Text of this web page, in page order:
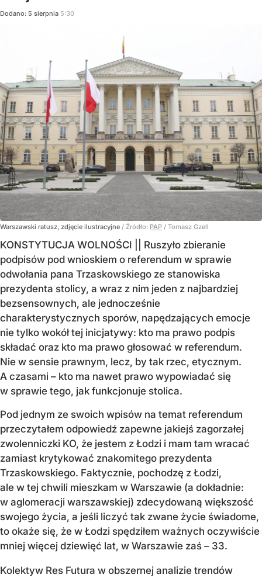
Dodano: 5 sierpnia 5:30
Warszawski ratusz, zdjęcie ilustracyjne / Źródło: PAP / Tomasz Gzell
KONSTYTUCJA WOLNOŚCI || Ruszyło zbieranie
podpisów pod wnioskiem o referendum w sprawie
odwołania pana Trzaskowskiego ze stanowiska
prezydenta stolicy, a wraz z nim jeden z najbardziej
bezsensownych, ale jednocześnie
charakterystycznych sporów, napędzających emocje
nie tylko wokół tej inicjatywy: kto ma prawo podpis
składać oraz kto ma prawo głosować w referendum.
Nie w sensie prawnym, lecz, by tak rzec, etycznym.
A czasami – kto ma nawet prawo wypowiadać się
w sprawie tego, jak funkcjonuje stolica.
Pod jednym ze swoich wpisów na temat referendum
przeczytałem odpowiedź zapewne jakiejś zagorzałej
zwolenniczki KO, że jestem z Łodzi i mam tam wracać
zamiast krytykować znakomitego prezydenta
Trzaskowskiego. Faktycznie, pochodzę z Łodzi,
ale w tej chwili mieszkam w Warszawie (a dokładnie:
w aglomeracji warszawskiej) zdecydowaną większość
swojego życia, a jeśli liczyć tak zwane życie świadome,
to okaże się, że w Łodzi spędziłem ważnych oczywiście
mniej więcej dziewięć lat, w Warszawie zaś – 33.
Kolektyw Res Futura w obszernej analizie trendów